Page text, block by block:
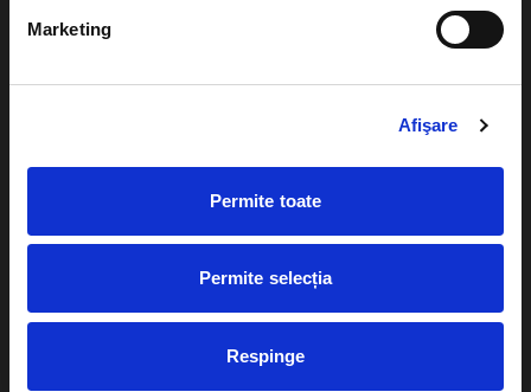
Marketing
Afişare
Permite toate
Permite selecția
Respinge
Cum comand bilete?
eBilet printat acasa
Livrare prin curier
Cultura